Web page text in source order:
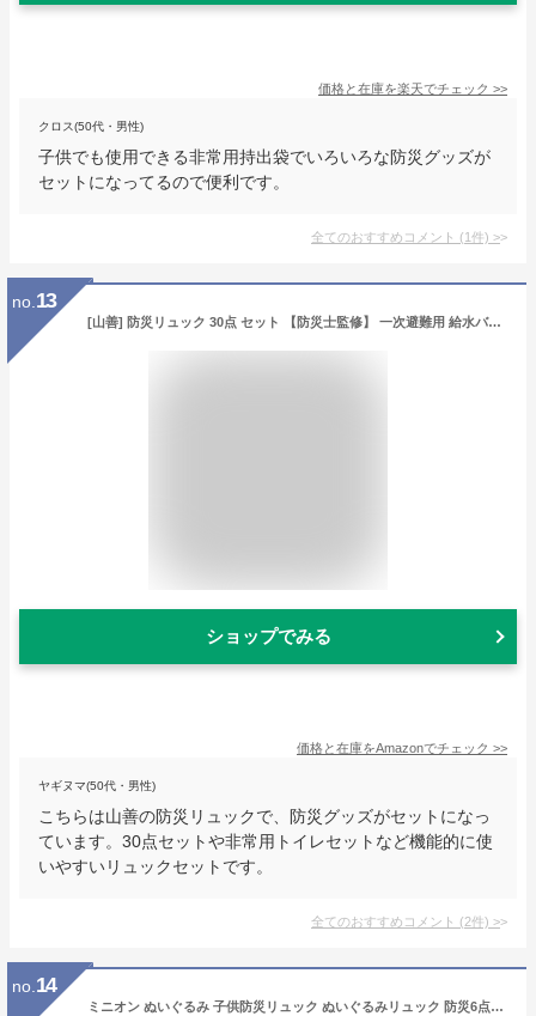
価格と在庫を楽天でチェック >>
クロス(50代・男性)
子供でも使用できる非常用持出袋でいろいろな防災グッズが
セットになってるので便利です。
全てのおすすめコメント (1件) >
no. 13
[山善] 防災リュック 30点 セット 【防災士監修】 一次避難用 給水バッグ 携帯用トイレ 大容量 レッド YBG-30R
ショップでみる
価格と在庫をAmazonでチェック >>
ヤギヌマ(50代・男性)
こちらは山善の防災リュックで、防災グッズがセットになっ
ています。30点セットや非常用トイレセットなど機能的に使
いやすいリュックセットです。
全てのおすすめコメント (2件) >
no. 14
ミニオン ぬいぐるみ 子供防災リュック ぬいぐるみリュック 防災6点セット【災害/防災/工事現場/野外活動/アウトドア】